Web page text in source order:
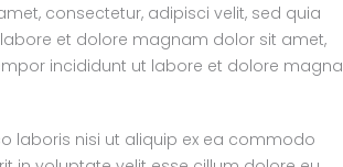
consectetur, adipisci velit, sed quia
et dolore magnam dolor sit amet,
incididunt ut labore et dolore magna
laboris nisi ut aliquip ex ea commodo